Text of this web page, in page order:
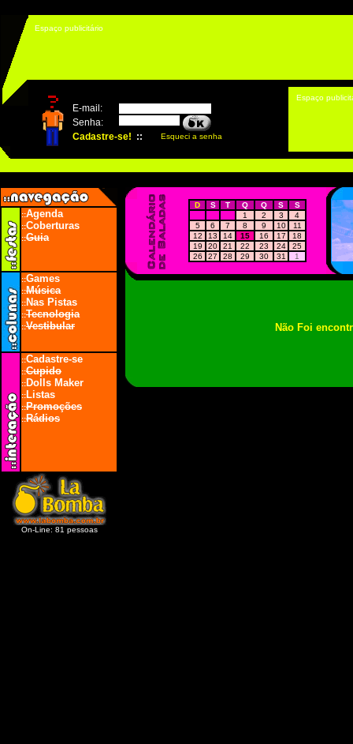
Espaço publicitário
Espaço
::Agenda
::Coberturas
::Guia
::Games
::Música
::Nas Pistas
::Tecnologia
::Vestibular
::Cadastre-se
::Cupido
::Dolls Maker
::Listas
::Promoções
::Rádios
On-Line: 81 pessoas
Não Foi
D S T Q Q S
S
1
2 3
4
5
6 7 8 9 10
11
12
13 14 15 16 17
18
19
20 21 22 23 24
25
26
27 28 29 30 31 1